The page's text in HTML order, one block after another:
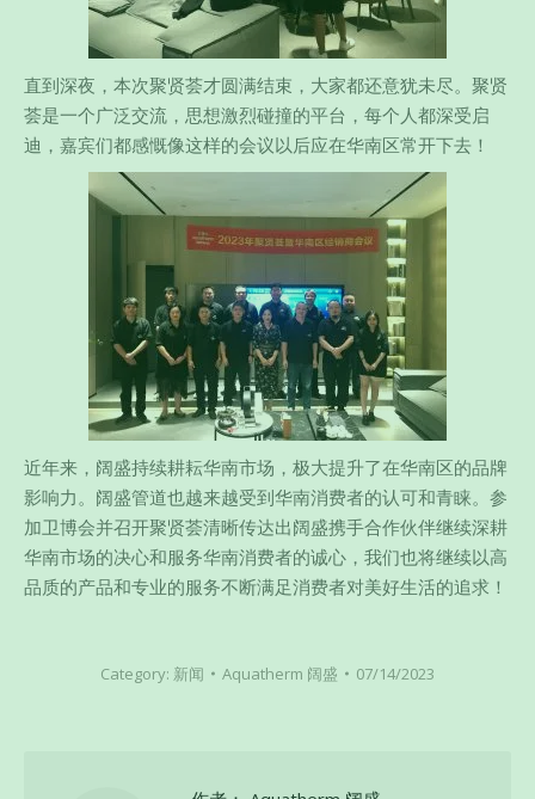
直到深夜，本次聚贤荟才圆满结束，大家都还意犹未尽。聚贤
荟是一个广泛交流，思想激烈碰撞的平台，每个人都深受启
迪，嘉宾们都感慨像这样的会议以后应在华南区常开下去！
近年来，阔盛持续耕耘华南市场，极大提升了在华南区的品牌
影响力。阔盛管道也越来越受到华南消费者的认可和青睐。参
加卫博会并召开聚贤荟清晰传达出阔盛携手合作伙伴继续深耕
华南市场的决心和服务华南消费者的诚心，我们也将继续以高
品质的产品和专业的服务不断满足消费者对美好生活的追求！​​​​
Category: 新闻 Aquatherm 阔盛 07/14/2023